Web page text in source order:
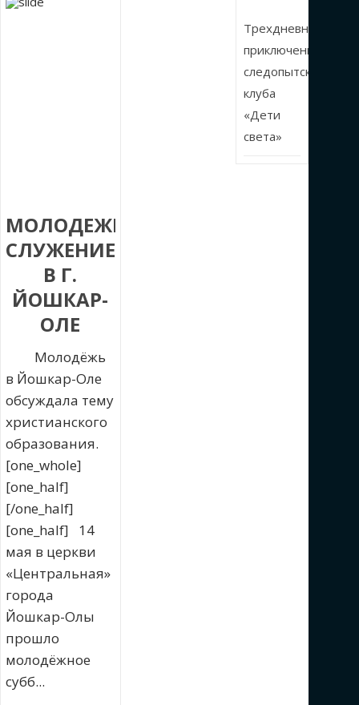
МОЛОДЕЖНОЕ
СЛУЖЕНИЕ
В Г.
ЙОШКАР-
ОЛЕ
Молодёжь
в Йошкар-Оле
обсуждала тему
христианского
образования.
[one_whole]
[one_half]
[/one_half]
[one_half] 14
мая в церкви
«Центральная»
города
Йошкар-Олы
прошло
молодёжное
субб...
Трехдневные
приключения
следопытского
клуба
«Дети
света»